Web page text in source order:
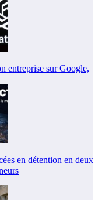
entreprise sur Google,
en détention en deux